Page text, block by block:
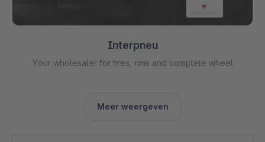
Interpneu
Your wholesaler for tires, rims and complete wheel
Meer weergeven